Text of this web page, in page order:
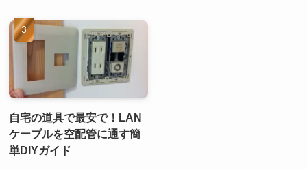
自宅の道具で最安で！LAN
ケーブルを空配管に通す簡
単DIYガイド